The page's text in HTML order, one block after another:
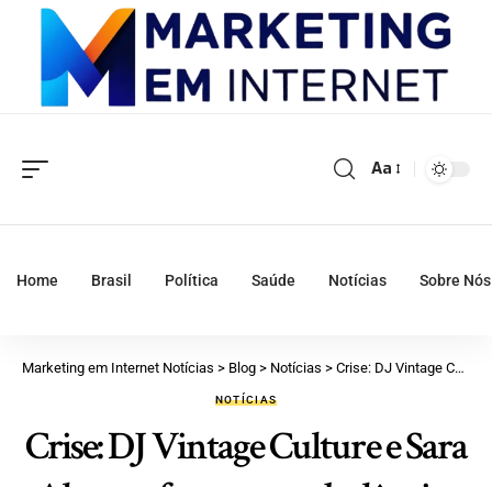
Aa
Home Brasil Política Saúde Notícias Sobre Nós
Marketing em Internet Notícias > Blog > Notícias > Crise: DJ Vintage Culture e Sara Alves enfrentam turbulências no relacionamento
NOTÍCIAS
Crise: DJ Vintage Culture e Sara